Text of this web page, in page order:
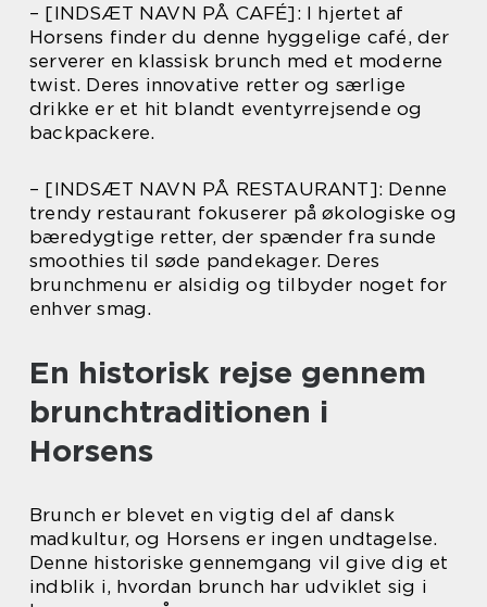
– [INDSÆT NAVN PÅ CAFÉ]: I hjertet af
Horsens finder du denne hyggelige café, der
serverer en klassisk brunch med et moderne
twist. Deres innovative retter og særlige
drikke er et hit blandt eventyrrejsende og
backpackere.
– [INDSÆT NAVN PÅ RESTAURANT]: Denne
trendy restaurant fokuserer på økologiske og
bæredygtige retter, der spænder fra sunde
smoothies til søde pandekager. Deres
brunchmenu er alsidig og tilbyder noget for
enhver smag.
En historisk rejse gennem
brunchtraditionen i
Horsens
Brunch er blevet en vigtig del af dansk
madkultur, og Horsens er ingen undtagelse.
Denne historiske gennemgang vil give dig et
indblik i, hvordan brunch har udviklet sig i